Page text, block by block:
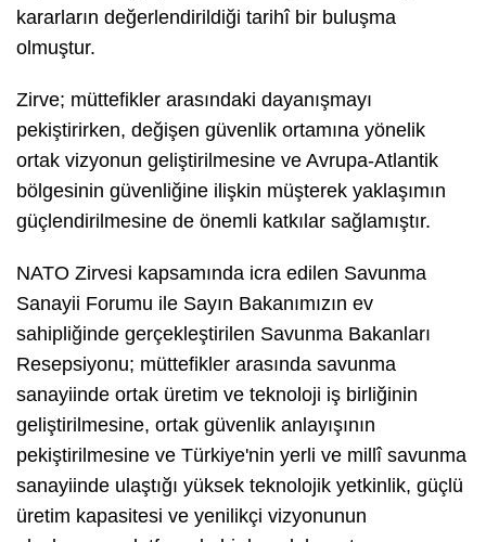
kararların değerlendirildiği tarihî bir buluşma
olmuştur.
Zirve; müttefikler arasındaki dayanışmayı
pekiştirirken, değişen güvenlik ortamına yönelik
ortak vizyonun geliştirilmesine ve Avrupa-Atlantik
bölgesinin güvenliğine ilişkin müşterek yaklaşımın
güçlendirilmesine de önemli katkılar sağlamıştır.
NATO Zirvesi kapsamında icra edilen Savunma
Sanayii Forumu ile Sayın Bakanımızın ev
sahipliğinde gerçekleştirilen Savunma Bakanları
Resepsiyonu; müttefikler arasında savunma
sanayiinde ortak üretim ve teknoloji iş birliğinin
geliştirilmesine, ortak güvenlik anlayışının
pekiştirilmesine ve Türkiye'nin yerli ve millî savunma
sanayiinde ulaştığı yüksek teknolojik yetkinlik, güçlü
üretim kapasitesi ve yenilikçi vizyonunun